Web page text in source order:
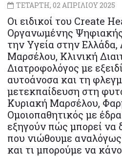
ΤΕΤΑΡΤΗ, 02 ΑΠΡΙΛΙΟΥ 2025
Oι ειδικοί του Create
Οργανωμένης
την Υγεία στην Ελλάδα,
Μαρσέλου, Κλινική
Διατροφολόγος με
αυτοάνοσα και τη
μετεκπαίδευση στη
Κυριακή Μαρσέλου,
Ομοιοπαθητικός με
εξηγούν πώς μπορεί να
που νιώθουμε αναλόγως
και τι μπορούμε να